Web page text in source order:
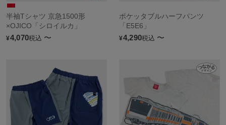
半袖Tシャツ 京急1500形
×OJICO「シロイルカ」
¥4,070税込 〜
ポケッタブルハーフパンツ
「E5E6」
¥4,290税込 〜